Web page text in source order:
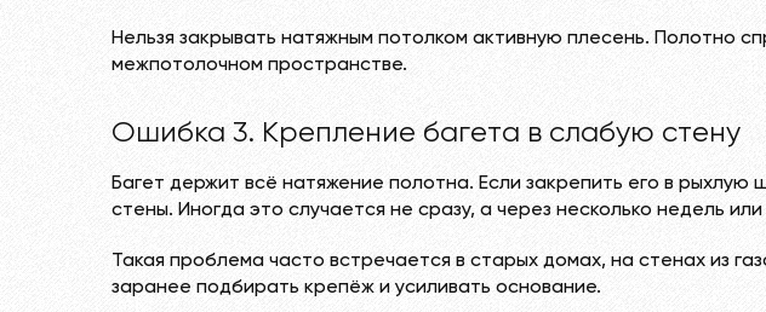
Нельзя закрывать натяжным потолком активную плесень. Полотно
межпотолочном пространстве.
Ошибка 3. Крепление багета в слабую стену
Багет держит всё натяжение полотна. Если закрепить его в
стены. Иногда это случается не сразу, а через несколько недель
Такая проблема часто встречается в старых домах, на стенах из
заранее подбирать крепёж и усиливать основание.